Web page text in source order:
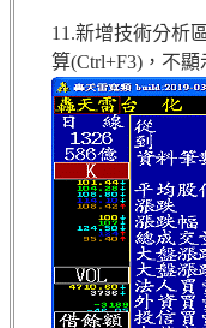
11.新增技術分析
算(Ctrl+F3)，不顯